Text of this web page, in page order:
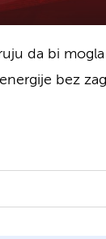
da bi
bez